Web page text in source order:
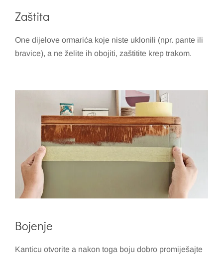
Zaštita
One dijelove ormarića koje niste uklonili (npr. pante ili
bravice), a ne želite ih obojiti, zaštitite krep trakom.
Bojenje
Kanticu otvorite a nakon toga boju dobro promiješajte